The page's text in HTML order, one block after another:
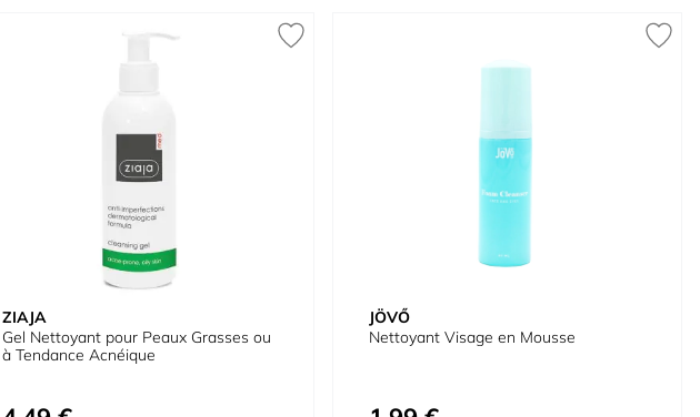
ZIAJA
Gel Nettoyant pour Peaux Grasses ou
à Tendance Acnéique
JÖVŐ
Nettoyant Visage en Mousse